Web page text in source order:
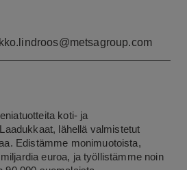
koti- ja
lähellä valmistetut
Edistämme monimuotoista,
euroa, ja työllistämme noin